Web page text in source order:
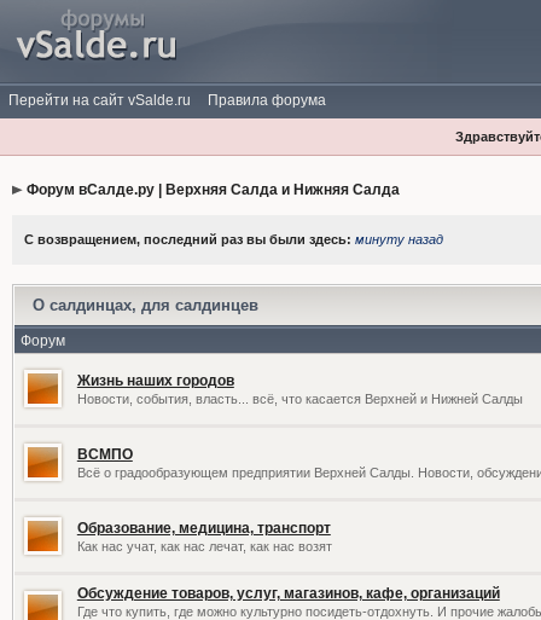
Перейти на сайт vSalde.ru Правила форума
Форум вСалде.ру | Верхняя Салда и Нижняя Салда
С возвращением, последний раз вы были здесь: минуту назад
О салдинцах, для салдинцев
Форум
Жизнь наших городов
Новости, события, власть... всё, что касается Верхней и Нижней Салды
ВСМПО
Всё о градообразующем предприятии Верхней Салды. Новости,
Образование, медицина, транспорт
Как нас учат, как нас лечат, как нас возят
Обсуждение товаров, услуг, магазинов, кафе, организаций
Где что купить, где можно культурно посидеть-отдохнуть. И прочие